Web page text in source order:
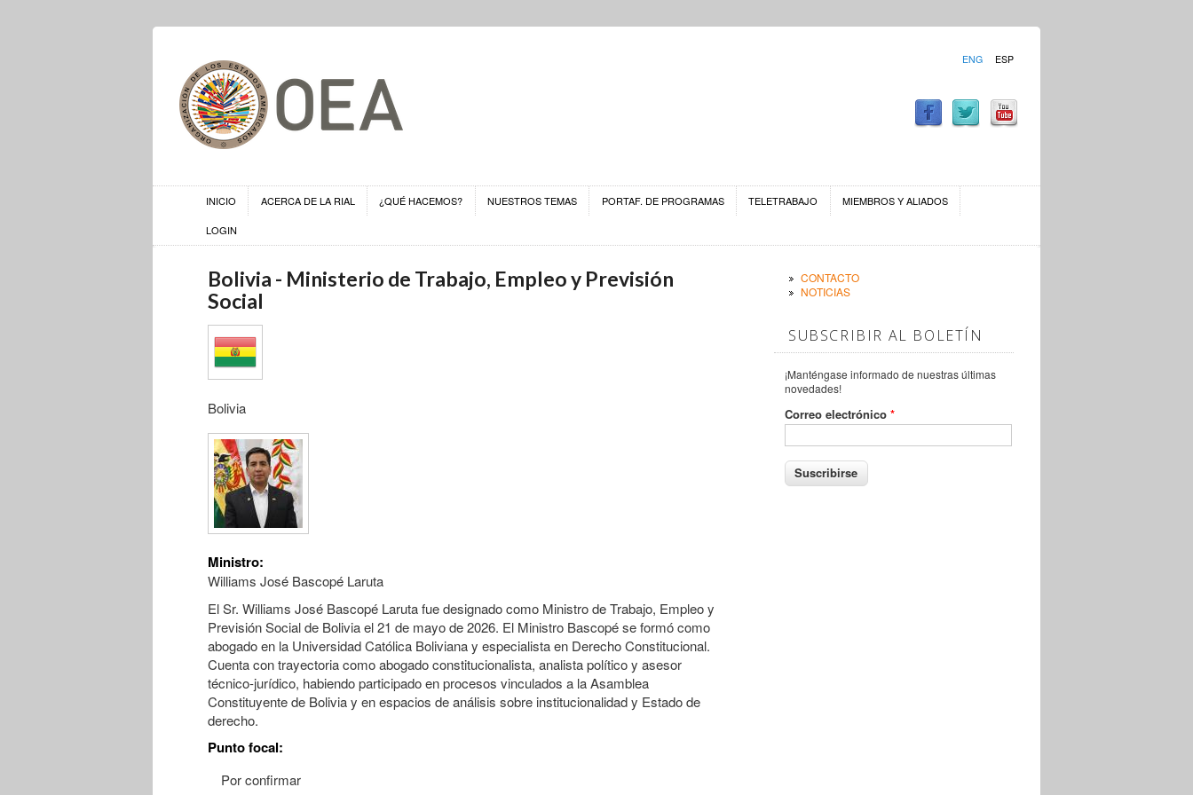
ENG ESP
INICIO ACERCA DE LA RIAL ¿QUÉ HACEMOS? NUESTROS TEMAS PORTAF. DE PROGRAMAS TELETRABAJO MIEMBROS Y ALIADOS
LOGIN
Bolivia - Ministerio de Trabajo, Empleo y Previsión
Social
Bolivia
Ministro:
Williams José Bascopé Laruta
El Sr. Williams José Bascopé Laruta fue designado como Ministro de Trabajo, Empleo y
Previsión Social de Bolivia el 21 de mayo de 2026. El Ministro Bascopé se formó como
abogado en la Universidad Católica Boliviana y especialista en Derecho Constitucional.
Cuenta con trayectoria como abogado constitucionalista, analista político y asesor
técnico-jurídico, habiendo participado en procesos vinculados a la Asamblea
Constituyente de Bolivia y en espacios de análisis sobre institucionalidad y Estado de
derecho.
Punto focal:
Por confirmar
CONTACTO
NOTICIAS
SUBSCRIBIR AL BOLETÍN
¡Manténgase informado de nuestras últimas
novedades!
Correo electrónico *